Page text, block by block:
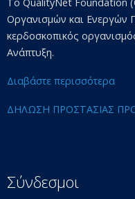
Οργανισμών και Ενεργών
κερδοσκοπικός
Ανάπτυξη.
Διαβάστε περισσότερα
ΔΗΛΩΣΗ ΠΡΟΣΤΑΣΙΑΣ
Σύνδεσμοι